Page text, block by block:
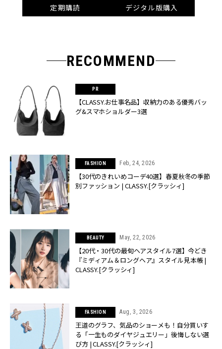
定期購読
デジタル版購入
RECOMMEND
【CLASSY.お仕事名品】収納力のある優秀バッ
グ&スマホショルダー3選
FASHION Feb, 24, 2026
【30代のきれいめコーデ40選】春夏秋冬の季節
別ファッション | CLASSY.[クラッシィ]
BEAUTY May, 22, 2026
【20代・30代の最旬ヘアスタイル7選】今どき
『ミディアム＆ロングヘア』スタイル見本帳 |
CLASSY.[クラッシィ]
FASHION Aug, 3, 2026
王道のグラフ、気品のショーメも！自分買いす
る「一生ものダイヤジュエリー」後悔しない選
び方 | CLASSY.[クラッシィ]